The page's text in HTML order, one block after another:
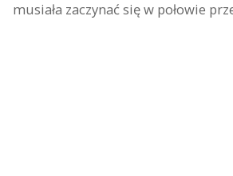
musiała zaczynać się w połowie